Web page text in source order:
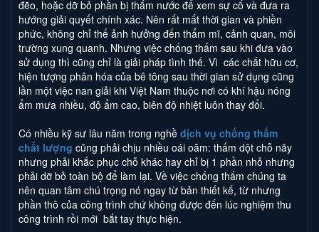
đẽo, hoặc dỡ bỏ phần bị thấm nước để xem sự cố và đưa ra
hướng giải quyết chính xác. Nên rất mất thời gian và phiền
phức, không chỉ thế ảnh hưởng đến thẩm mĩ, cảnh quan, môi
trường xung quanh. Nhưng việc chống thấm sau khi đưa vào
sử dụng thì cũng chỉ là giải pháp tình thế. Vì các chất hữu cơ,
hiện tượng phân hóa của bê tông sau thời gian sử dụng cũng
lần một việc nan giải khi Việt Nam thuộc nơi có khí hậu nóng
ẩm mưa nhiều, độ ẩm cao, biên độ nhiệt luôn thay đổi.
Có nhiều kỹ sư lâu năm trong nghề dịch vụ chống thấm
chất lượng cũng phải chịu nhiều oái oăm: thấm dột chỗ nãy
nhưng phải khắc phục chỗ khác hay chỉ bị 1 phần nhỏ nhưng
phải dỡ bỏ toàn bộ để làm lại. Về việc chống thấm chúng ta
nên quan tâm chú trọng nó ngay từ bản thiết kế, từ nhưng
phần thô của công trình chứ không được đến lúc nghiệm thu
công trình rồi mới bắt tay thực hiện.